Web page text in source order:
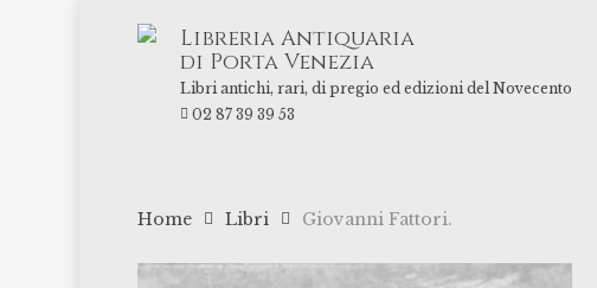
Libreria Antiquaria
di Porta Venezia
Libri antichi, rari, di pregio ed edizioni del Novecento
02 87 39 39 53
Home Libri Giovanni Fattori.